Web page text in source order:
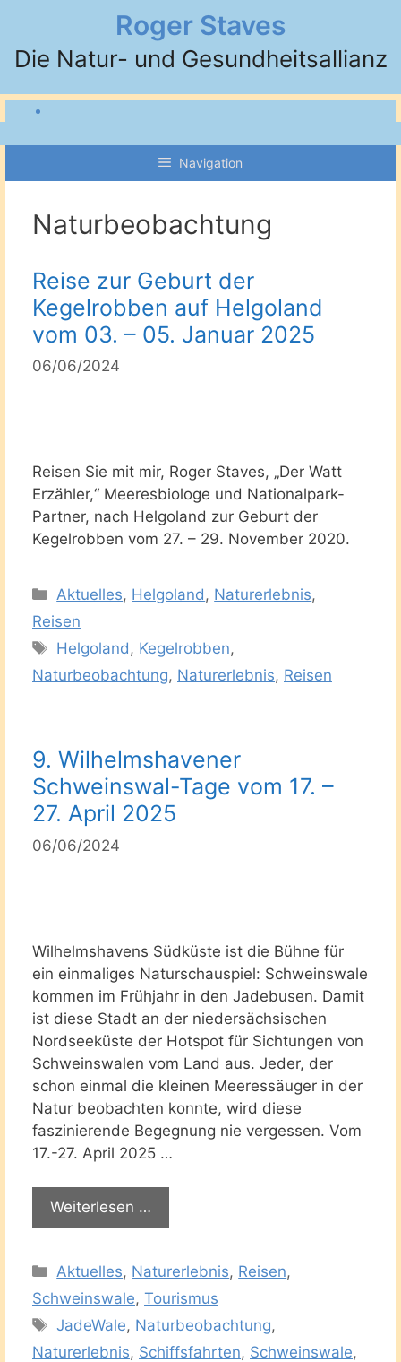
springen
Roger Staves
Die Natur- und Gesundheitsallianz
Navigation
Naturbeobachtung
Reise zur Geburt der
Kegelrobben auf Helgoland
vom 03. – 05. Januar 2025
06/06/2024
Reisen Sie mit mir, Roger Staves, „Der Watt
Erzähler,“ Meeresbiologe und Nationalpark-
Partner, nach Helgoland zur Geburt der
Kegelrobben vom 27. – 29. November 2020.
Kategorien
Aktuelles, Helgoland, Naturerlebnis,
Reisen
Schlagwörter
Helgoland, Kegelrobben,
Naturbeobachtung, Naturerlebnis, Reisen
9. Wilhelmshavener
Schweinswal-Tage vom 17. –
27. April 2025
06/06/2024
Wilhelmshavens Südküste ist die Bühne für
ein einmaliges Naturschauspiel: Schweinswale
kommen im Frühjahr in den Jadebusen. Damit
ist diese Stadt an der niedersächsischen
Nordseeküste der Hotspot für Sichtungen von
Schweinswalen vom Land aus. Jeder, der
schon einmal die kleinen Meeressäuger in der
Natur beobachten konnte, wird diese
faszinierende Begegnung nie vergessen. Vom
17.-27. April 2025 …
Weiterlesen …
Kategorien
Aktuelles, Naturerlebnis, Reisen,
Schweinswale, Tourismus
Schlagwörter
JadeWale, Naturbeobachtung,
Naturerlebnis, Schiffsfahrten, Schweinswale,